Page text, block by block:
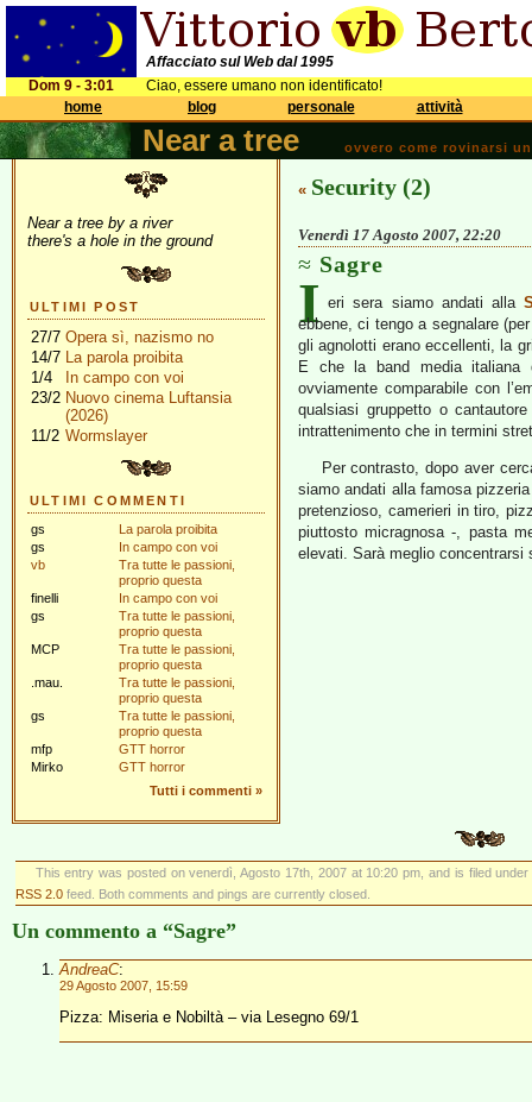
Affacciato sul Web dal 1995
Dom 9 - 3:01
Ciao, essere umano non identificato!
home
blog personale attività
Near a tree ovvero come rovinarsi
Near a tree by a river
there's a hole in the ground
ULTIMI POST
27/7 Opera sì, nazismo no
14/7 La parola proibita
1/4
In campo con voi
23/2 Nuovo cinema Luftansia
(2026)
11/2 Wormslayer
ULTIMI COMMENTI
gs
La parola proibita
gs
In campo con voi
vb
Tra tutte le passioni,
proprio questa
finelli
In campo con voi
gs
Tra tutte le passioni,
proprio questa
MCP
Tra tutte le passioni,
proprio questa
.mau.
Tra tutte le passioni,
proprio questa
gs
Tra tutte le passioni,
proprio questa
mfp
GTT horror
Mirko
GTT horror
Tutti i commenti »
« Security (2)
Venerdì 17 Agosto 2007, 22:20
Sagre
I eri sera siamo andati alla
ebbene, ci tengo a segnalare
gli agnolotti erano eccellenti, la
E che la band media
ovviamente comparabile con
qualsiasi gruppetto o
intrattenimento che in termini
Per contrasto, dopo aver
siamo andati alla famosa
pretenzioso, camerieri in tiro,
piuttosto micragnosa -, pasta
elevati. Sarà meglio concentrarsi
This entry was posted on venerdì, Agosto 17th, 2007 at 10:20 pm, and is filed
RSS 2.0 feed. Both comments and pings are currently closed.
Un commento a “Sagre”
AndreaC:
29 Agosto 2007, 15:59
Pizza: Miseria e Nobiltà – via Lesegno 69/1